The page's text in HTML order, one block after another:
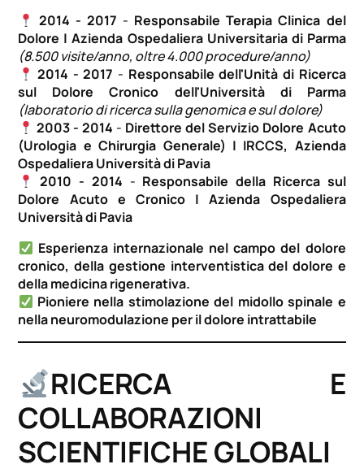
2014 - 2017 - Responsabile Terapia Clinica del
Dolore | Azienda Ospedaliera Universitaria di Parma
(8.500 visite/anno, oltre 4.000 procedure/anno)
2014 - 2017 - Responsabile dell'Unità di Ricerca
sul Dolore Cronico dell'Università di Parma
(laboratorio di ricerca sulla genomica e sul dolore)
2003 - 2014 - Direttore del Servizio Dolore Acuto
(Urologia e Chirurgia Generale) | IRCCS, Azienda
Ospedaliera Università di Pavia
2010 - 2014 - Responsabile della Ricerca sul
Dolore Acuto e Cronico | Azienda Ospedaliera
Università di Pavia
Esperienza internazionale nel campo del dolore
cronico, della gestione interventistica del dolore e
della medicina rigenerativa.
Pioniere nella stimolazione del midollo spinale e
nella neuromodulazione per il dolore intrattabile
RICERCA E
COLLABORAZIONI
SCIENTIFICHE GLOBALI